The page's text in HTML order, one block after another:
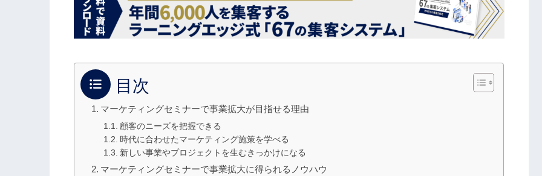
目次
マーケティングセミナーで事業拡大が目指せる理由
顧客のニーズを把握できる
時代に合わせたマーケティング施策を学べる
新しい事業やプロジェクトを生むきっかけになる
マーケティングセミナーで事業拡大に得られるノウハウ